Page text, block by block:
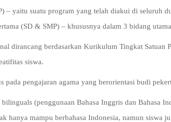
– yaitu suatu program yang telah diakui di seluruh
(SD & SMP) – khususnya dalam 3 bidang
dirancang berdasarkan Kurikulum Tingkat
siswa.
pada pengajaran agama yang berorientasi budi
bilinguals (penggunaan Bahasa Inggris dan Bahasa
hanya mampu berbahasa Indonesia, namun siswa